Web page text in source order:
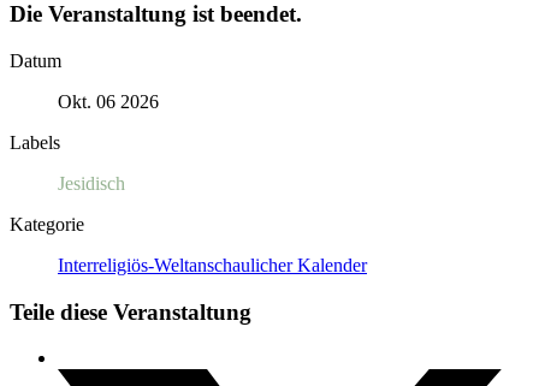
Die Veranstaltung ist beendet.
Datum
Okt. 06 2026
Labels
Jesidisch
Kategorie
Interreligiös-Weltanschaulicher Kalender
Teile diese Veranstaltung